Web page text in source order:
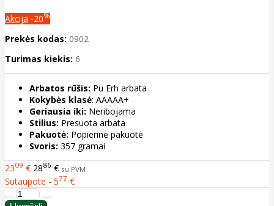
Akcija -20%
Prekės kodas: 0902
Turimas kiekis: 6
Arbatos rūšis: Pu Erh arbata
Kokybės klasė: AAAAA+
Geriausia iki: Neribojama
Stilius: Presuota arbata
Pakuotė: Popierinė pakuotė
Svoris: 357 gramai
2309 € 2886 € su PVM
Sutaupote - 577 €